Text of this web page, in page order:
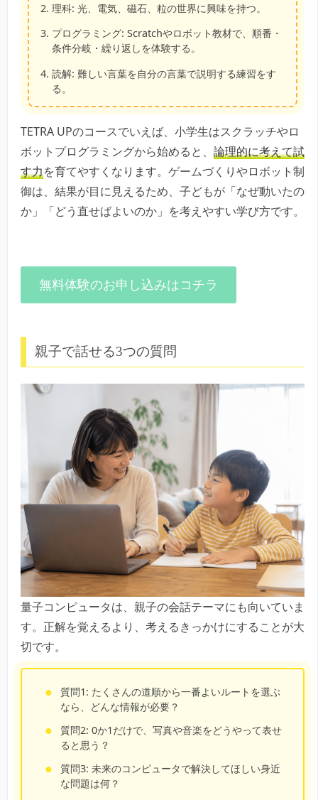
理科: 光、電気、磁石、粒の世界に興味を持つ。
プログラミング: Scratchやロボット教材で、順番・
条件分岐・繰り返しを体験する。
読解: 難しい言葉を自分の言葉で説明する練習をす
る。
TETRA UPのコースでいえば、小学生はスクラッチやロ
ボットプログラミングから始めると、 論理的に考えて試
す力を育てやすくなります。ゲームづくりやロボット制
御は、結果が目に見えるため、子どもが「なぜ動いたの
か」「どう直せばよいのか」を考えやすい学び方です。
無料体験のお申し込みはコチラ
親子で話せる3つの質問
量子コンピュータは、親子の会話テーマにも向いていま
す。正解を覚えるより、考えるきっかけにすることが大
切です。
質問1: たくさんの道順から一番よいルートを選ぶ
なら、どんな情報が必要？
質問2: 0か1だけで、写真や音楽をどうやって表せ
ると思う？
質問3: 未来のコンピュータで解決してほしい身近
な問題は何？